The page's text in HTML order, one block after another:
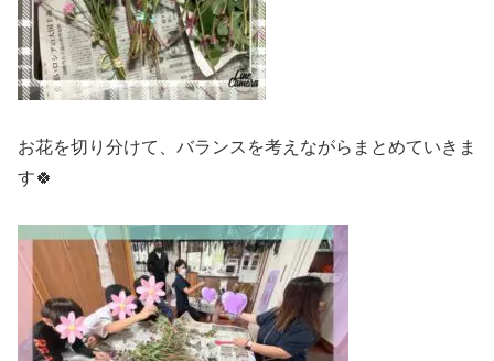
お花を切り分けて、バランスを考えながらまとめていきま
す🍀